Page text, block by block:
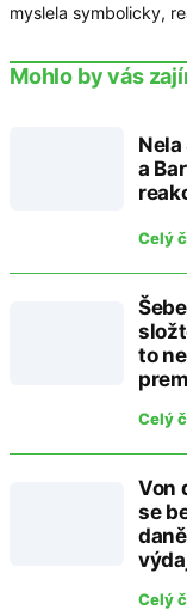
myslela symbolicky,
Mohlo by vás
a
Celý
to
Celý
Von
se
Celý